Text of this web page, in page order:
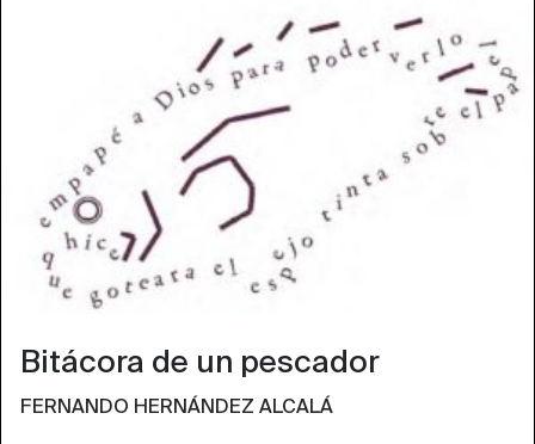
Bitácora de un pescador
FERNANDO HERNÁNDEZ ALCALÁ